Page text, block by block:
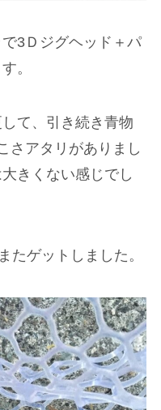
3Ｄジグヘッド＋パ
。
て、引き続き青物
さアタリがありまし
きくない感じでし
たゲットしました。